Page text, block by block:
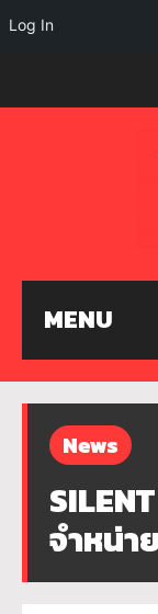
MENU
News
จำหน่า
Log In